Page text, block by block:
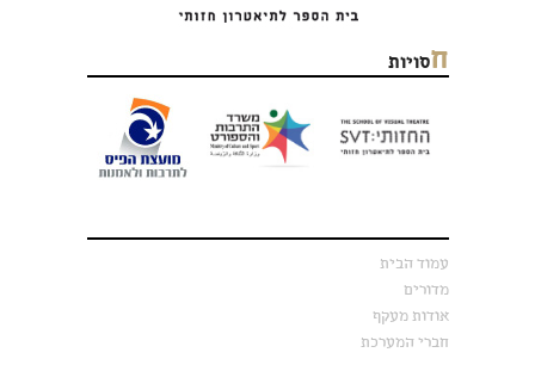
חסויות
עמוד הבית
מדורים
אודות מעקף
חברי המערכת